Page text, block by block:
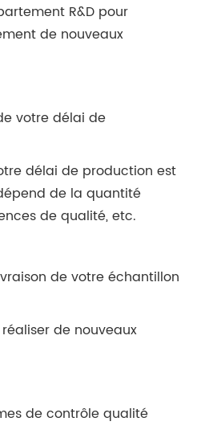
R&D pour
de nouveaux
votre délai de
délai de production est
de la quantité
de qualité, etc.
de votre échantillon
de nouveaux
de contrôle qualité